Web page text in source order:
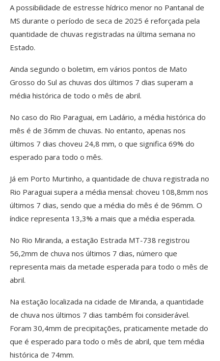
A possibilidade de estresse hídrico menor no Pantanal de
MS durante o período de seca de 2025 é reforçada pela
quantidade de chuvas registradas na última semana no
Estado.
Ainda segundo o boletim, em vários pontos de Mato
Grosso do Sul as chuvas dos últimos 7 dias superam a
média histórica de todo o mês de abril.
No caso do Rio Paraguai, em Ladário, a média histórica do
mês é de 36mm de chuvas. No entanto, apenas nos
últimos 7 dias choveu 24,8 mm, o que significa 69% do
esperado para todo o mês.
Já em Porto Murtinho, a quantidade de chuva registrada no
Rio Paraguai supera a média mensal: choveu 108,8mm nos
últimos 7 dias, sendo que a média do mês é de 96mm. O
índice representa 13,3% a mais que a média esperada.
No Rio Miranda, a estação Estrada MT-738 registrou
56,2mm de chuva nos últimos 7 dias, número que
representa mais da metade esperada para todo o mês de
abril.
Na estação localizada na cidade de Miranda, a quantidade
de chuva nos últimos 7 dias também foi considerável.
Foram 30,4mm de precipitações, praticamente metade do
que é esperado para todo o mês de abril, que tem média
histórica de 74mm.